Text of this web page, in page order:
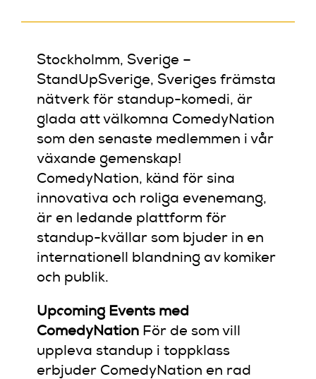
Stockholmm, Sverige –
StandUpSverige, Sveriges främsta
nätverk för standup-komedi, är
glada att välkomna ComedyNation
som den senaste medlemmen i vår
växande gemenskap!
ComedyNation, känd för sina
innovativa och roliga evenemang,
är en ledande plattform för
standup-kvällar som bjuder in en
internationell blandning av komiker
och publik.
Upcoming Events med
ComedyNation För de som vill
uppleva standup i toppklass
erbjuder ComedyNation en rad